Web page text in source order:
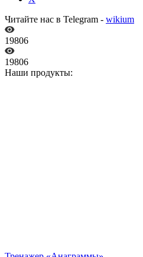
Читайте нас в Telegram - wikium
19806
19806
Наши продукты: